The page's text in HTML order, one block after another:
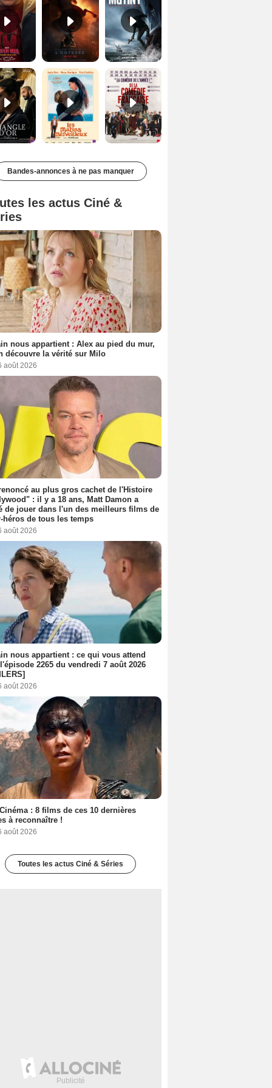
Les Matins merveilleux Bande-annonce VF De la Comédie-Française Teaser VF
Bandes-annonces à ne pas manquer
les actus Ciné &
nous appartient : Alex au pied du mur,
découvre la vérité sur Milo
août 2026
au plus gros cachet de l'Histoire
: il y a 18 ans, Matt Damon a
de jouer dans l'un des meilleurs films de
héros de tous les temps
août 2026
nous appartient : ce qui vous attend
2265 du vendredi 7 août 2026
août 2026
: 8 films de ces 10 dernières
à reconnaître !
août 2026
Toutes les actus Ciné & Séries